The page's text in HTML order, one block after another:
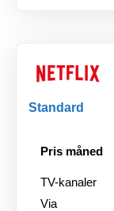
Standard
Pris måned
TV-kanaler
Via